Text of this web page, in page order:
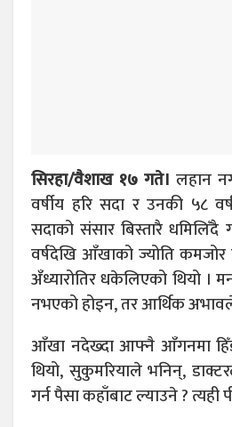
सिरहा/वैशाख १७ गते। लहान
वर्षीय हरि सदा र उनकी ५८
सदाको संसार बिस्तारै
वर्षदेखि आँखाको ज्योति
अँध्यारोतिर धकेलिएको थियो ।
नभएको होइन, तर आर्थिक अभावले
आँखा नदेख्दा आफ्नै आँगनमा
थियो, सुकुमरियाले भनिन्,
गर्न पैसा कहाँबाट ल्याउने ? त्यही